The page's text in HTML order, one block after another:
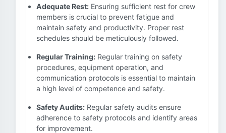
Adequate Rest: Ensuring sufficient rest for crew
members is crucial to prevent fatigue and
maintain safety and productivity. Proper rest
schedules should be meticulously followed.
Regular Training: Regular training on safety
procedures, equipment operation, and
communication protocols is essential to maintain
a high level of competence and safety.
Safety Audits: Regular safety audits ensure
adherence to safety protocols and identify areas
for improvement.